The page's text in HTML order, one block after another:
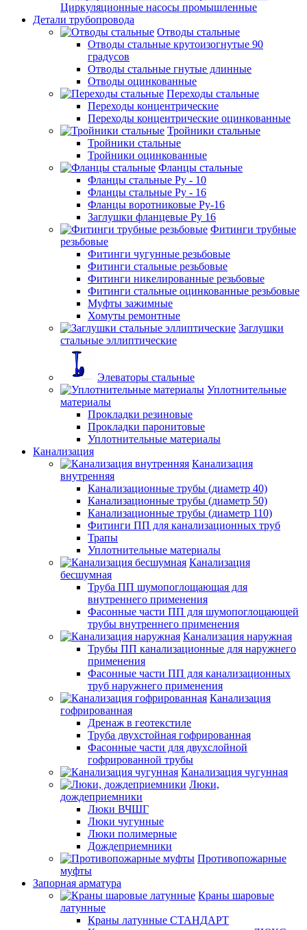
Циркуляционные насосы промышленные
Детали трубопровода
Отводы стальные
Отводы стальные крутоизогнутые 90
градусов
Отводы стальные гнутые длинные
Отводы оцинкованные
Переходы стальные
Переходы концентрические
Переходы концентрические оцинкованные
Тройники стальные
Тройники стальные
Тройники оцинкованные
Фланцы стальные
Фланцы стальные Ру - 10
Фланцы стальные Ру - 16
Фланцы воротниковые Ру-16
Заглушки фланцевые Ру 16
Фитинги трубные
резьбовые
Фитинги чугунные резьбовые
Фитинги стальные резьбовые
Фитинги никелированные резьбовые
Фитинги стальные оцинкованные резьбовые
Муфты зажимные
Хомуты ремонтные
Заглушки
стальные эллиптические
Элеваторы стальные
Уплотнительные
материалы
Прокладки резиновые
Прокладки паронитовые
Уплотнительные материалы
Канализация
Канализация
внутренняя
Канализационные трубы (диаметр 40)
Канализационные трубы (диаметр 50)
Канализационные трубы (диаметр 110)
Фитинги ПП для канализационных труб
Трапы
Уплотнительные материалы
Канализация
бесшумная
Труба ПП шумопоглощающая для
внутреннего применения
Фасонные части ПП для шумопоглощающей
трубы внутреннего применения
Канализация наружная
Трубы ПП канализационные для наружнего
применения
Фасонные части ПП для канализационных
труб наружнего применения
Канализация
гофрированная
Дренаж в геотекстиле
Труба двухстойная гофрированная
Фасонные части для двухслойной
гофрированной трубы
Канализация чугунная
Люки,
дождеприемники
Люки ВЧШГ
Люки чугунные
Люки полимерные
Дождеприемники
Противопожарные
муфты
Запорная арматура
Краны шаровые
латунные
Краны латунные СТАНДАРТ